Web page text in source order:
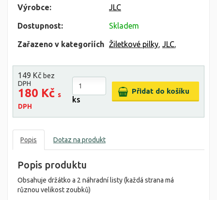
Výrobce: JLC
Dostupnost: Skladem
Zařazeno v kategoriích Žiletkové pilky, JLC,
149 Kč bez
DPH
180 Kč s
DPH
ks
Popis Dotaz na produkt
Popis produktu
Obsahuje držátko a 2 náhradní listy (každá strana má
různou velikost zoubků)